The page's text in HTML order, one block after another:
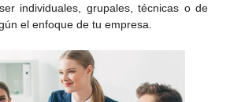
individuales, grupales, técnicas o de
el enfoque de tu empresa.